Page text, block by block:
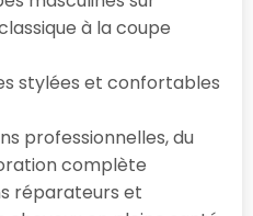
à la coupe
stylées et confortables
professionnelles, du
complète
réparateurs et